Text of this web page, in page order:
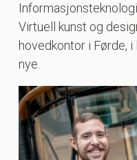
Virtuell kunst og
hovedkontor i Førde,
nye.